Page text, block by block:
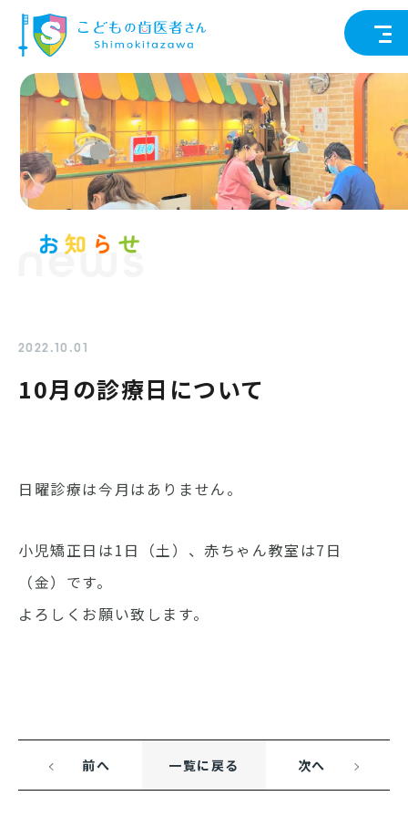
news
2022.10.01
10月の診療日について
日曜診療は今月はありません。
小児矯正日は1日（土）、赤ちゃん教室は7日
（金）です。
よろしくお願い致します。
前へ 一覧に戻る 次へ